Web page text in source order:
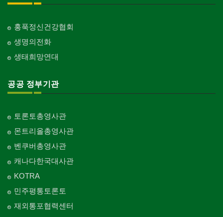
홍푹정신건강협회
생명의전화
생태희망연대
공공 정부기관
토론토총영사관
몬트리올총영사관
벤쿠버총영사관
캐나다한국대사관
KOTRA
민주평통토론토
재외통포협력센터